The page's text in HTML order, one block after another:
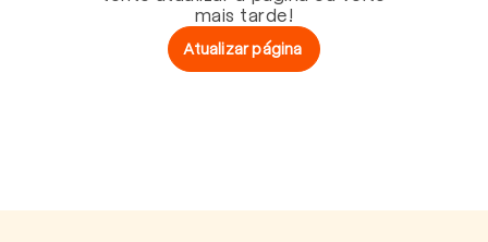
mais tarde!
Atualizar página